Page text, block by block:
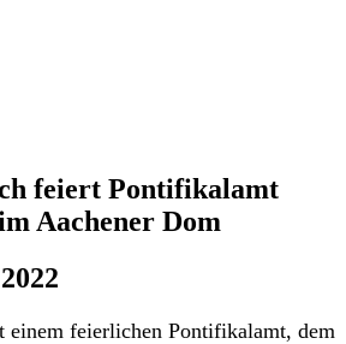
feiert Pontifikalamt
Aachener Dom
einem feierlichen Pontifikalamt, dem